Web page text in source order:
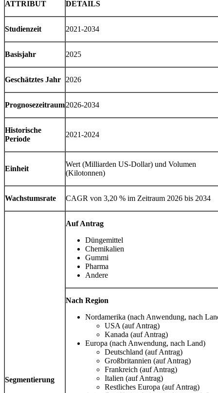
ATTRIBUT DETAILS
Studienzeit 2021-2034
Basisjahr 2025
Geschätztes Jahr 2026
Prognosezeitraum2026-2034
Historische
Periode
2021-2024
Einheit
Wert (Milliarden US-Dollar) und Volumen
(Kilotonnen)
Wachstumsrate CAGR von 3,20 % im Zeitraum 2026 bis 2034
Segmentierung
Auf Antrag
Düngemittel
Chemikalien
Gummi
Pharma
Andere
Nach Region
Nordamerika (nach Anwendung, nach
USA (auf Antrag)
Kanada (auf Antrag)
Europa (nach Anwendung, nach Land)
Deutschland (auf Antrag)
Großbritannien (auf Antrag)
Frankreich (auf Antrag)
Italien (auf Antrag)
Restliches Europa (auf Antrag)